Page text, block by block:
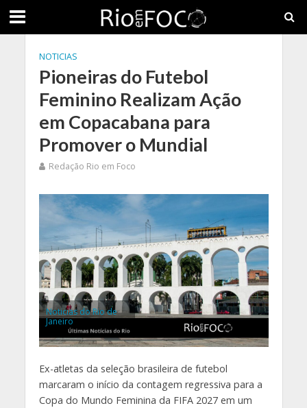
NOTICIAS
Pioneiras do Futebol
Feminino Realizam Ação
em Copacabana para
Promover o Mundial
Redação Rio em Foco
Noticias do Rio de
Janeiro
Ex-atletas da seleção brasileira de futebol
marcaram o início da contagem regressiva para a
Copa do Mundo Feminina da FIFA 2027 em um